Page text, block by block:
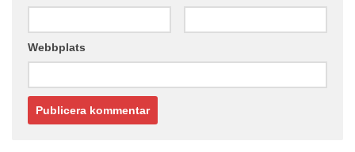
Webbplats